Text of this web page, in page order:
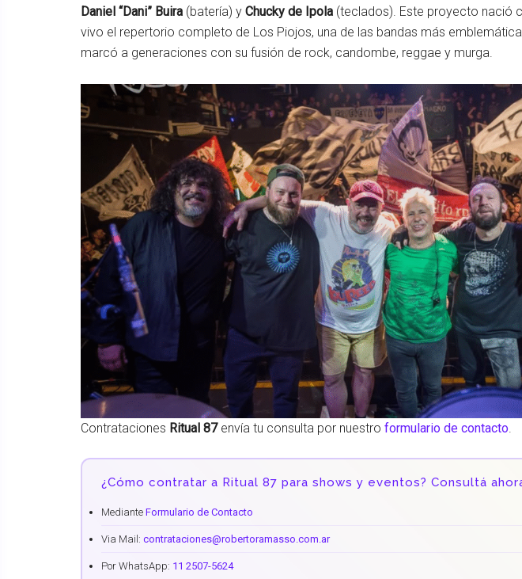
Daniel “Dani” Buira (batería) y Chucky de Ipola (teclados). Este proyecto nació
vivo el repertorio completo de Los Piojos, una de las bandas más
marcó a generaciones con su fusión de rock, candombe, reggae y murga.
Contrataciones Ritual 87envía tu consulta por nuestro formulario de contacto.
¿Cómo contratar a Ritual 87 para shows y eventos? Consultá
Mediante Formulario de Contacto
Via Mail: contrataciones@robertoramasso.com.ar
Por WhatsApp: 11 2507-5624